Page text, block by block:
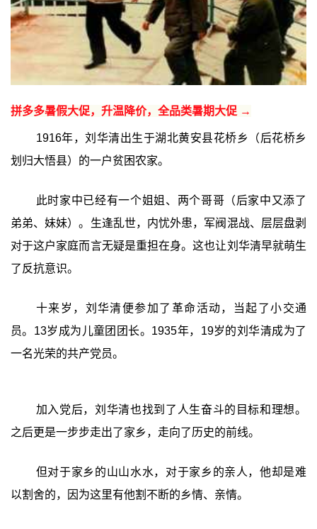
拼多多暑假大促，升温降价，全品类暑期大促 →
1916年，刘华清出生于湖北黄安县花桥乡（后花桥乡
划归大悟县）的一户贫困农家。
此时家中已经有一个姐姐、两个哥哥（后家中又添了
弟弟、妹妹）。生逢乱世，内忧外患，军阀混战、层层盘剥
对于这户家庭而言无疑是重担在身。这也让刘华清早就萌生
了反抗意识。
十来岁，刘华清便参加了革命活动，当起了小交通
员。13岁成为儿童团团长。1935年，19岁的刘华清成为了
一名光荣的共产党员。
加入党后，刘华清也找到了人生奋斗的目标和理想。
之后更是一步步走出了家乡，走向了历史的前线。
但对于家乡的山山水水，对于家乡的亲人，他却是难
以割舍的，因为这里有他割不断的乡情、亲情。